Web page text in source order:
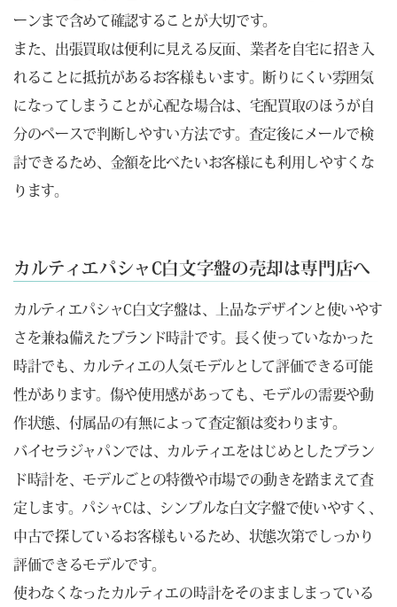
ーンまで含めて確認することが大切です。
また、出張買取は便利に見える反面、業者を自宅に招き入
れることに抵抗があるお客様もいます。断りにくい雰囲気
になってしまうことが心配な場合は、宅配買取のほうが自
分のペースで判断しやすい方法です。査定後にメールで検
討できるため、金額を比べたいお客様にも利用しやすくな
ります。
カルティエパシャC白文字盤の売却は専門店へ
カルティエパシャC白文字盤は、上品なデザインと使いやす
さを兼ね備えたブランド時計です。長く使っていなかった
時計でも、カルティエの人気モデルとして評価できる可能
性があります。傷や使用感があっても、モデルの需要や動
作状態、付属品の有無によって査定額は変わります。
バイセラジャパンでは、カルティエをはじめとしたブラン
ド時計を、モデルごとの特徴や市場での動きを踏まえて査
定します。パシャCは、シンプルな白文字盤で使いやすく、
中古で探しているお客様もいるため、状態次第でしっかり
評価できるモデルです。
使わなくなったカルティエの時計をそのまましまっている